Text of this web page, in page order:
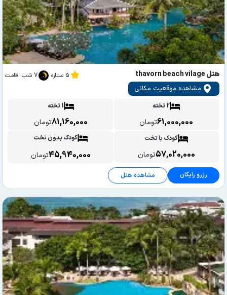
هتل thavorn beach vilage
مشاهده موقعیت مکانی
5 ستاره 7 شب اقامت
2 تخته
61,000,000تومان
1 تخته
81,160,000تومان
کودک با تخت
57,020,000تومان
کودک بدون تخت
45,940,000تومان
رزرو رایگان مشاهده هتل